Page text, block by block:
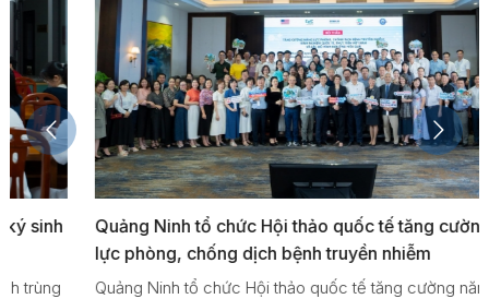
Quảng Ninh tổ chức Hội thảo quốc tế tăng cường năng
lực phòng, chống dịch bệnh truyền nhiễm
Quảng Ninh tổ chức Hội thảo quốc tế tăng cường năng lực